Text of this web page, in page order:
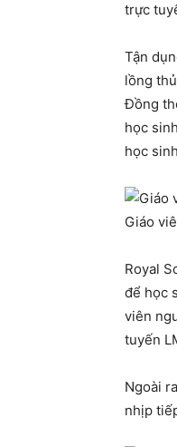
trực
Tận
lồng
Đồng
học
học
Giáo
Royal
để học
viên
tuyến
Ngoài
nhịp